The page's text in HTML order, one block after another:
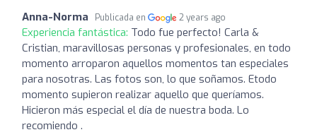
Anna-Norma Publicada en 2 years ago
Experiencia fantástica: Todo fue perfecto! Carla &
Cristian, maravillosas personas y profesionales, en todo
momento arroparon aquellos momentos tan especiales
para nosotras. Las fotos son, lo que soñamos. Etodo
momento supieron realizar aquello que queríamos.
Hicieron más especial el día de nuestra boda. Lo
recomiendo .